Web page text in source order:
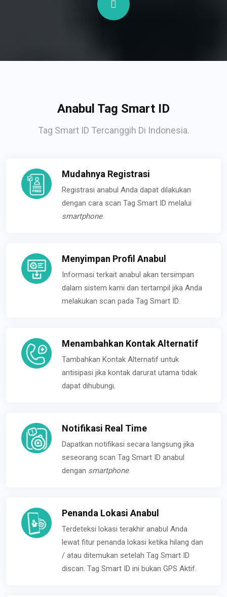
Anabul Tag Smart ID
Tag Smart ID Tercanggih Di Indonesia.
Mudahnya Registrasi
Registrasi anabul Anda dapat dilakukan
dengan cara scan Tag Smart ID melalui
smartphone.
Menyimpan Profil Anabul
Informasi terkait anabul akan tersimpan
dalam sistem kami dan tertampil jika Anda
melakukan scan pada Tag Smart ID.
Menambahkan Kontak Alternatif
Tambahkan Kontak Alternatif untuk
antisipasi jika kontak darurat utama tidak
dapat dihubungi.
Notifikasi Real Time
Dapatkan notifikasi secara langsung jika
seseorang scan Tag Smart ID anabul
dengan smartphone.
Penanda Lokasi Anabul
Terdeteksi lokasi terakhir anabul Anda
lewat fitur penanda lokasi ketika hilang dan
/ atau ditemukan setelah Tag Smart ID
discan. Tag Smart ID ini bukan GPS Aktif.